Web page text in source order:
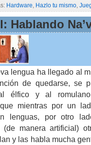
Hardware, Hazlo tu mismo,
Hablando
lengua ha llegado al
de quedarse, se
élfico y al
mientras por un
lenguas, por otro
(de manera artificial)
y las habla mucha